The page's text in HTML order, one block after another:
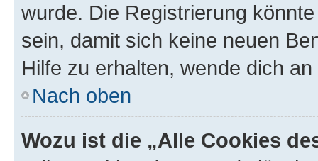
wurde. Die Registrierung
sein, damit sich keine neuen
Hilfe zu erhalten, wende dich
Nach oben
Wozu ist die „Alle Cookies